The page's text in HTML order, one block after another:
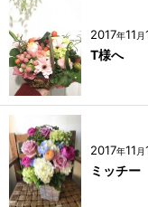
2017年11 月
T様へ
2017年11 月
ミッチー